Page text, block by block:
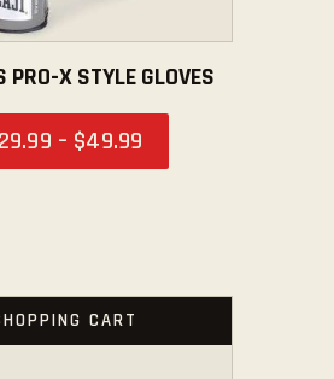
PRO-X STYLE GLOVES
29.99 – $49.99
CART